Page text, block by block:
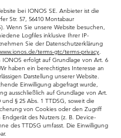
bei IONOS SE. Anbieter ist die
Str. 57, 56410 Montabaur
Wenn Sie unsere Website besuchen,
Logfiles inklusive Ihrer IP-
Sie der Datenschutzerklärung
terms-gtc/terms-privacy.
IONOS erfolgt auf Grundlage von Art. 6
haben ein berechtigtes Interesse an
Darstellung unserer Website.
Einwilligung abgefragt wurde,
ausschließlich auf Grundlage von Art.
und § 25 Abs. 1 TTDSG, soweit die
von Cookies oder den Zugriff
des Nutzers (z. B. Device-
des TTDSG umfasst. Die Einwilligung